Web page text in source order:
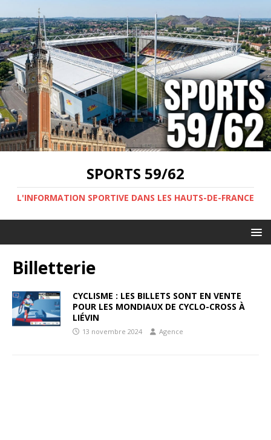
SPORTS 59/62
L'INFORMATION SPORTIVE DANS LES HAUTS-DE-FRANCE
Billetterie
CYCLISME : LES BILLETS SONT EN VENTE
POUR LES MONDIAUX DE CYCLO-CROSS À
LIÉVIN
13 novembre 2024 Agence